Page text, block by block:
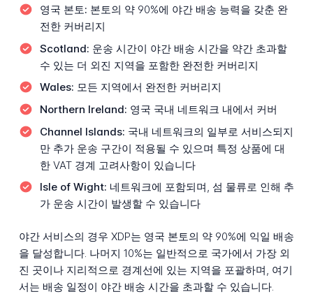
영국 본토: 본토의 약 90%에 야간 배송 능력을 갖춘 완
전한 커버리지
Scotland: 운송 시간이 야간 배송 시간을 약간 초과할
수 있는 더 외진 지역을 포함한 완전한 커버리지
Wales: 모든 지역에서 완전한 커버리지
Northern Ireland: 영국 국내 네트워크 내에서 커버
Channel Islands: 국내 네트워크의 일부로 서비스되지
만 추가 운송 구간이 적용될 수 있으며 특정 상품에 대
한 VAT 경계 고려사항이 있습니다
Isle of Wight: 네트워크에 포함되며, 섬 물류로 인해 추
가 운송 시간이 발생할 수 있습니다
야간 서비스의 경우 XDP는 영국 본토의 약 90%에 익일 배송
을 달성합니다. 나머지 10%는 일반적으로 국가에서 가장 외
진 곳이나 지리적으로 경계선에 있는 지역을 포괄하며, 여기
서는 배송 일정이 야간 배송 시간을 초과할 수 있습니다.